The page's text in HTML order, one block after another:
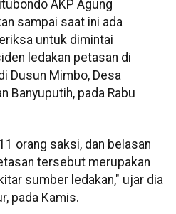
AKP Agung
sampai saat ini ada
untuk dimintai
ledakan petasan di
Dusun Mimbo, Desa
Banyuputih, pada Rabu
orang saksi, dan belasan
tersebut merupakan
sumber ledakan," ujar dia
pada Kamis.